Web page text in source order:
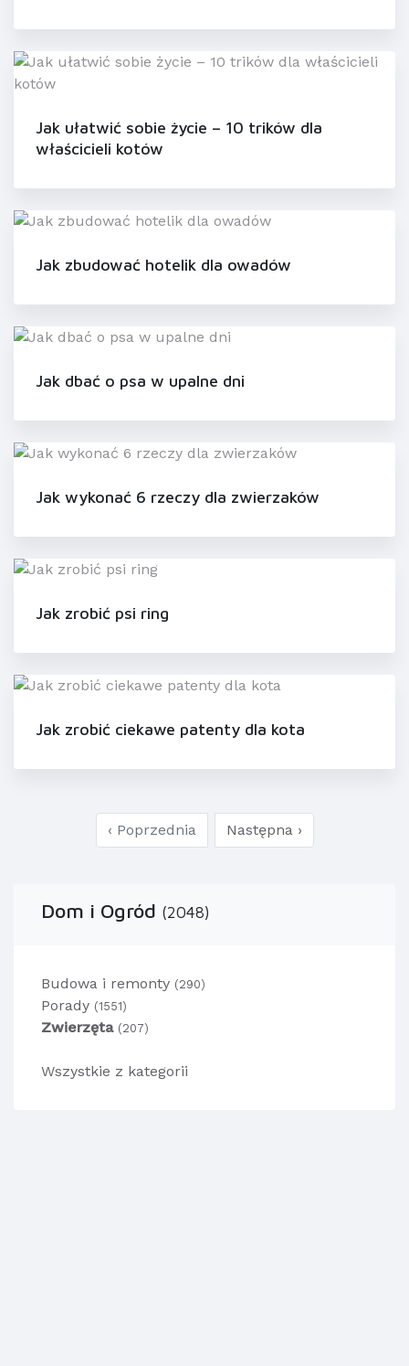
Jak ułatwić sobie życie – 10 trików dla
właścicieli kotów
Jak zbudować hotelik dla owadów
Jak dbać o psa w upalne dni
Jak wykonać 6 rzeczy dla zwierzaków
Jak zrobić psi ring
Jak zrobić ciekawe patenty dla kota
‹ Poprzednia Następna ›
Dom i Ogród (2048)
Budowa i remonty (290)
Porady (1551)
Zwierzęta (207)
Wszystkie z kategorii